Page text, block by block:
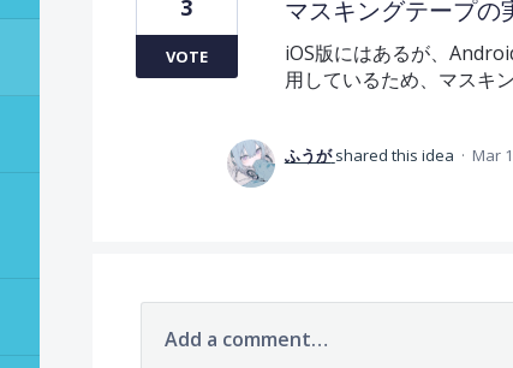
マスキングテープの
iOS版にはあるが、
用しているため、マスキ
3
VOTE
ふうが shared this idea · Mar
Add a comment…